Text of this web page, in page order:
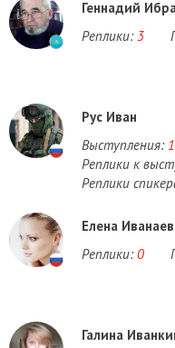
Геннадий
Реплики: 3
Рус Иван
Выступления:
Реплики к
Реплики
Елена
Реплики: 0
Галина